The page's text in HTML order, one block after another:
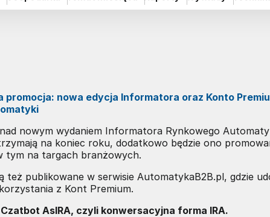
promocja: nowa edycja Informatora oraz Konto
nowym wydaniem Informatora Rynkowego
na koniec roku, dodatkowo będzie ono
tym na targach branżowych.
też publikowane w serwisie AutomatykaB2B.pl, gdzie
z Kont Premium.
Czatbot AsIRA, czyli konwersacyjna forma IRA.